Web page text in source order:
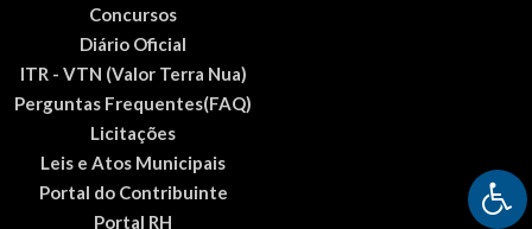
Concursos
Diário Oficial
ITR - VTN (Valor Terra Nua)
Perguntas Frequentes(FAQ)
Licitações
Leis e Atos Municipais
Portal do Contribuinte
Portal RH